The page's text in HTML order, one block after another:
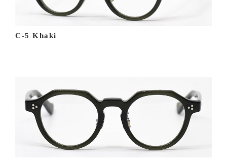
C-5 Khaki